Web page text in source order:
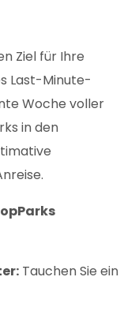
Ziel für Ihre
Last-Minute-
Woche voller
in den
Tauchen Sie ein